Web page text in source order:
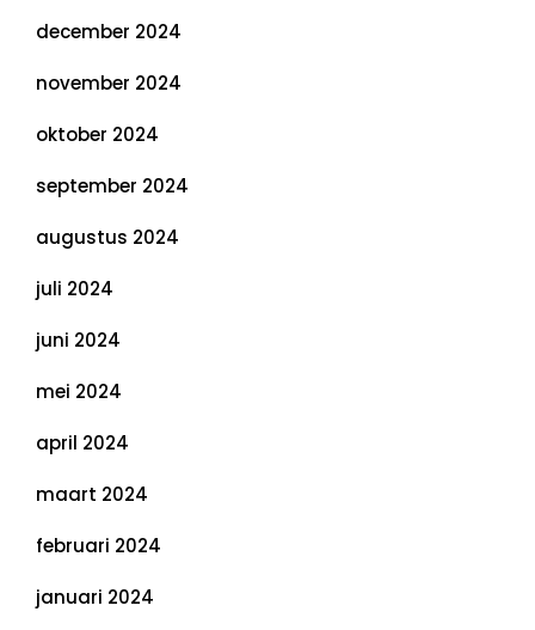
december 2024
november 2024
oktober 2024
september 2024
augustus 2024
juli 2024
juni 2024
mei 2024
april 2024
maart 2024
februari 2024
januari 2024